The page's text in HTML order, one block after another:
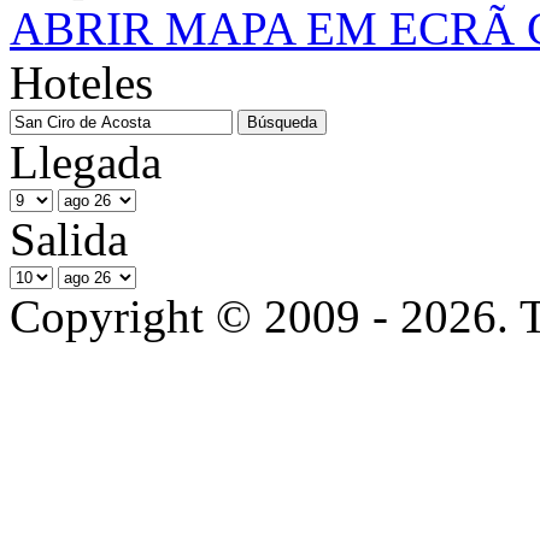
ABRIR MAPA EM ECRÃ
Hoteles
Llegada
Salida
Copyright © 2009 - 2026.